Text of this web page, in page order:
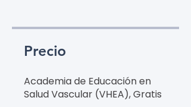
Precio
Academia de Educación en
Salud Vascular (VHEA), Gratis